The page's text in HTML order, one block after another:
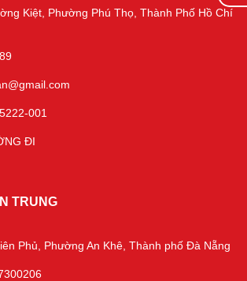
Kiệt, Phường Phú Thọ, Thành Phố Hồ Chí
001
ĐI
TRUNG
Phủ, Phường An Khê, Thành phố Đà Nẵng